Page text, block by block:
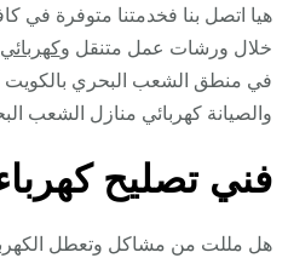
هيا اتصل بنا فخدمتنا متوفرة في
خلال ورشات عمل متنقل وكهربائي
في منطق الشعب البحري بالكويت
والصيانة كهربائي منازل الشعب
فني تصليح
هل مللت من مشاكل وتعطل